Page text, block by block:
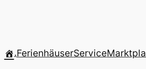
.FerienhäuserService